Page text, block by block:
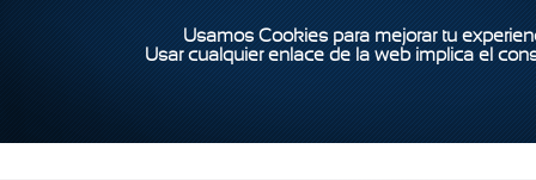
Usamos Cookies para mejorar tu
Usar cualquier enlace de la web implica el